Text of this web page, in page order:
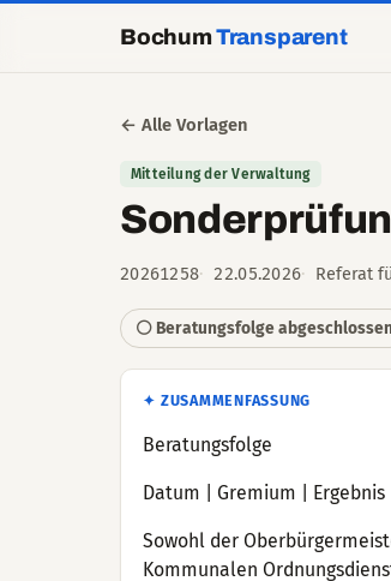
BochumTransparent
← Alle Vorlagen
Mitteilung der Verwaltung
20261258 22.05.2026 Referat
⚪ Beratungsfolge
✦ ZUSAMMENFASSUNG
Beratungsfolge
Datum | Gremium | Ergebnis
Sowohl der
Kommunalen